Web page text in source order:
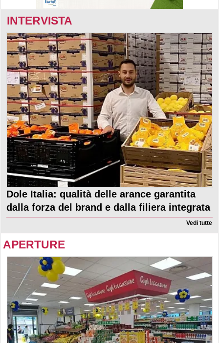
INTERVISTA
Dole Italia: qualità delle arance garantita
dalla forza del brand e dalla filiera integrata
Vedi tutte
APERTURE